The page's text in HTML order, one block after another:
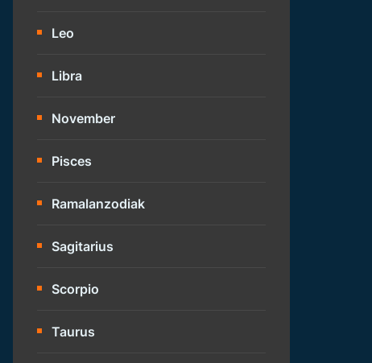
Leo
Libra
November
Pisces
Ramalanzodiak
Sagitarius
Scorpio
Taurus